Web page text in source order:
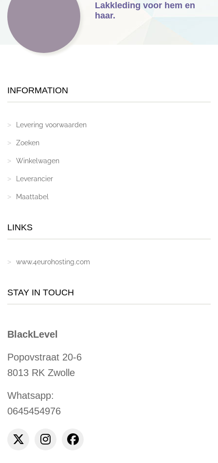
Lakkleding voor hem en
haar.
INFORMATION
Levering voorwaarden
Zoeken
Winkelwagen
Leverancier
Maattabel
LINKS
www.4eurohosting.com
STAY IN TOUCH
BlackLevel
Popovstraat 20-6
8013 RK Zwolle
Whatsapp:
0645454976